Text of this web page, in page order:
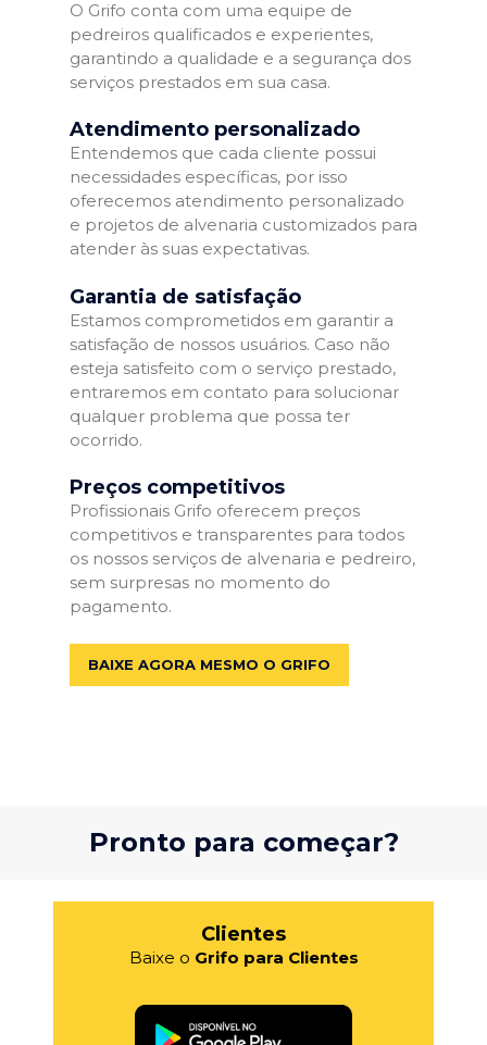
O Grifo conta com uma equipe de
pedreiros qualificados e experientes,
garantindo a qualidade e a segurança dos
serviços prestados em sua casa.
Atendimento personalizado
Entendemos que cada cliente possui
necessidades específicas, por isso
oferecemos atendimento personalizado
e projetos de alvenaria customizados para
atender às suas expectativas.
Garantia de satisfação
Estamos comprometidos em garantir a
satisfação de nossos usuários. Caso não
esteja satisfeito com o serviço prestado,
entraremos em contato para solucionar
qualquer problema que possa ter
ocorrido.
Preços competitivos
Profissionais Grifo oferecem preços
competitivos e transparentes para todos
os nossos serviços de alvenaria e pedreiro,
sem surpresas no momento do
pagamento.
BAIXE AGORA MESMO O GRIFO
Pronto para começar?
Clientes
Baixe o Grifo para Clientes